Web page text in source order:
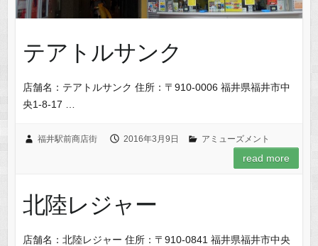
テアトルサンク
店舗名：テアトルサンク 住所：〒910-0006 福井県福井市中
央1-8-17 …
福井駅前商店街 2016年3月9日 アミューズメント
read more
北陸レジャー
店舗名：北陸レジャー 住所：〒910-0841 福井県福井市中央